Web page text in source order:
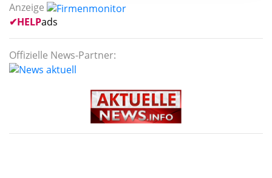
Anzeige
✔HELPads
Offizielle News-Partner: